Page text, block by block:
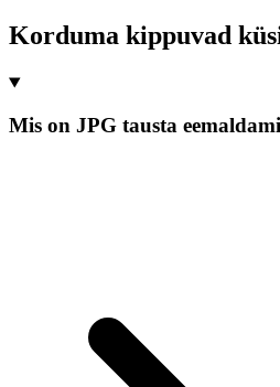
Korduma kippuvad
Mis on JPG tausta